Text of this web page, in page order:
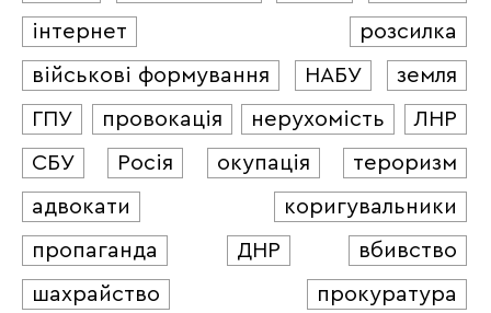
інтернет
розсилка
військові формування
НАБУ
земля
ГПУ
провокація нерухомість
ЛНР
СБУ
Росія окупація
тероризм
адвокати
коригувальники
пропаганда
ДНР
вбивство
шахрайство
прокуратура